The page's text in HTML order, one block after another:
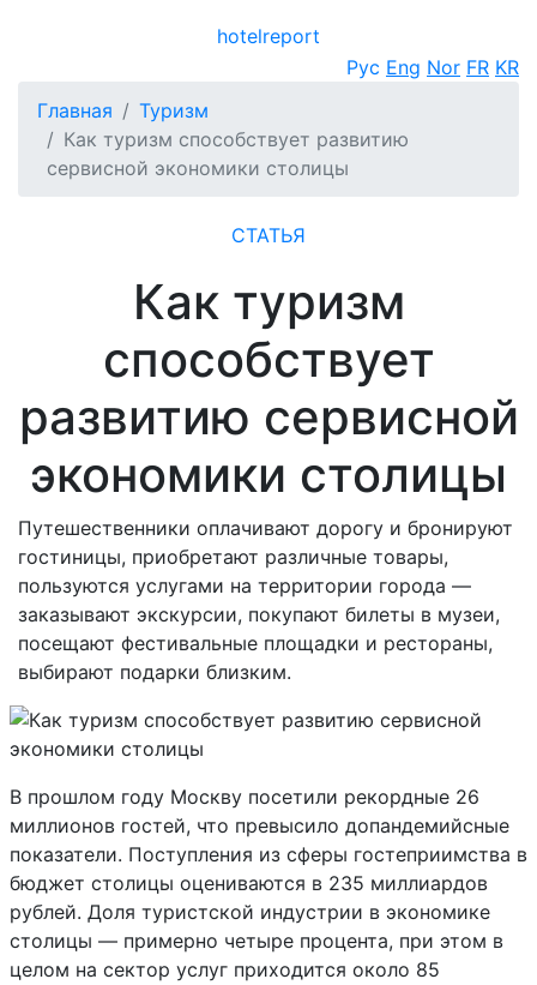
hotelreport
Рус Eng Nor FR KR
Главная
Туризм
Как туризм способствует развитию
сервисной экономики столицы
СТАТЬЯ
Как туризм
способствует
развитию сервисной
экономики столицы
Путешественники оплачивают дорогу и бронируют
гостиницы, приобретают различные товары,
пользуются услугами на территории города —
заказывают экскурсии, покупают билеты в музеи,
посещают фестивальные площадки и рестораны,
выбирают подарки близким.
В прошлом году Москву посетили рекордные 26
миллионов гостей, что превысило допандемийсные
показатели. Поступления из сферы гостеприимства в
бюджет столицы оцениваются в 235 миллиардов
рублей. Доля туристской индустрии в экономике
столицы — примерно четыре процента, при этом в
целом на сектор услуг приходится около 85